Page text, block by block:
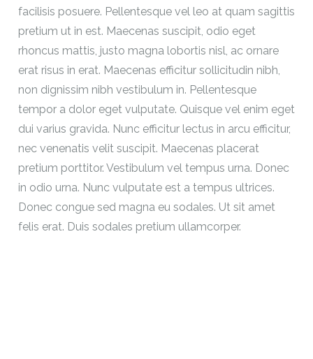
facilisis posuere. Pellentesque vel leo at quam sagittis
pretium ut in est. Maecenas suscipit, odio eget
rhoncus mattis, justo magna lobortis nisl, ac ornare
erat risus in erat. Maecenas efficitur sollicitudin nibh,
non dignissim nibh vestibulum in. Pellentesque
tempor a dolor eget vulputate. Quisque vel enim eget
dui varius gravida. Nunc efficitur lectus in arcu efficitur,
nec venenatis velit suscipit. Maecenas placerat
pretium porttitor. Vestibulum vel tempus urna. Donec
in odio urna. Nunc vulputate est a tempus ultrices.
Donec congue sed magna eu sodales. Ut sit amet
felis erat. Duis sodales pretium ullamcorper.